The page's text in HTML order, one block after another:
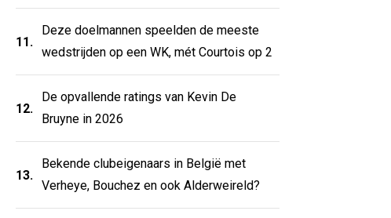
11.
Deze doelmannen speelden de meeste
wedstrijden op een WK, mét Courtois op 2
12.
De opvallende ratings van Kevin De
Bruyne in 2026
13.
Bekende clubeigenaars in België met
Verheye, Bouchez en ook Alderweireld?